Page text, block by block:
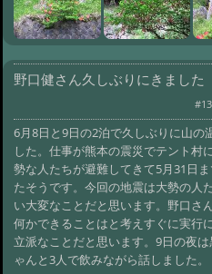
野口健さん久しぶりにきました
6月8日と9日の2泊で久しぶりに山の
した。仕事が熊本の震災でテント村
勢な人たちが避難してきて5月31日
たそうです。今回の地震は大勢の人
い大変なことだと思います。野口さ
何かできることはと考えすぐに実行
立派なことだと思います。9日の夜
ゃんと3人で飲みながら話しました。
#119:白蓮の
ました
#105:ザゼン
#104: バスが
#103:道路が
来ないです
#102:大雪で
ンチです
#101:２月８
#100:雪景色
す